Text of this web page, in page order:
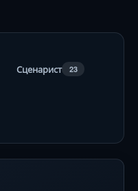
Сценарист 23